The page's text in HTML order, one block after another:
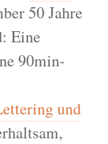
50 Jahre
Eine
90min-
und